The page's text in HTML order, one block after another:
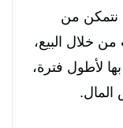
نتمكن من
خلال البيع،
لأطول فترة،